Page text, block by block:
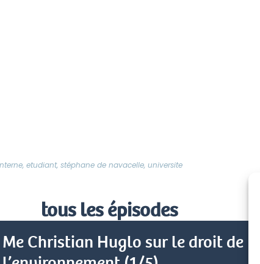
, etudiant, stéphane de navacelle, universite
tous les épisodes
Me Christian Huglo sur le droit de